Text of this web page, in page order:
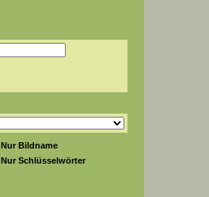
Nur Bildname
Nur Schlüsselwörter